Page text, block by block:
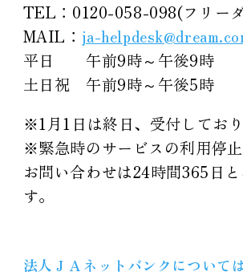
TEL：0120-058-098(フリー
MAIL： ja-
平日 午前9時～午後9時
土日祝 午前9時～午後5時
※1月1日は終日、受付しており
※緊急時のサービスの利用停
お問い合わせは24時間365日
す。
法人ＪＡネットバンクについて